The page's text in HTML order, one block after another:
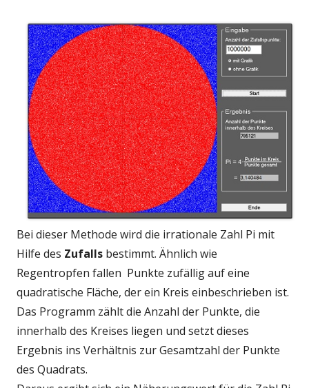
Bei dieser Methode wird die irrationale Zahl Pi mit
Hilfe des Zufalls bestimmt. Ähnlich wie
Regentropfen fallen Punkte zufällig auf eine
quadratische Fläche, der ein Kreis einbeschrieben ist.
Das Programm zählt die Anzahl der Punkte, die
innerhalb des Kreises liegen und setzt dieses
Ergebnis ins Verhältnis zur Gesamtzahl der Punkte
des Quadrats.